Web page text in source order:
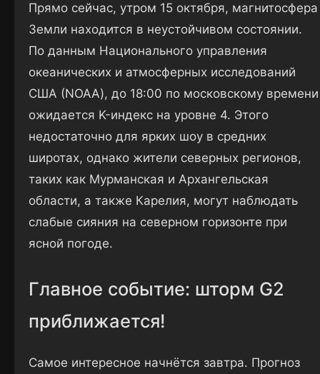
Прямо сейчас, утром 15 октября, магнитосфера
Земли находится в неустойчивом состоянии.
По данным Национального управления
океанических и атмосферных исследований
США (NOAA), до 18:00 по московскому времени
ожидается K-индекс на уровне 4. Этого
недостаточно для ярких шоу в средних
широтах, однако жители северных регионов,
таких как Мурманская и Архангельская
области, а также Карелия, могут наблюдать
слабые сияния на северном горизонте при
ясной погоде.
Главное событие: шторм G2
приближается!
Самое интересное начнётся завтра. Прогноз